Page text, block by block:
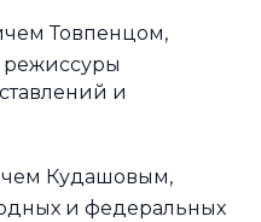
Товпенцом,
и
Кудашовым,
и федеральных